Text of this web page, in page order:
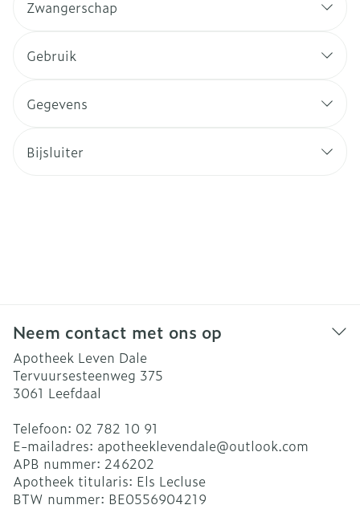
Zwangerschap
Gebruik
Gegevens
Bijsluiter
Neem contact met ons op
Apotheek Leven Dale
Tervuursesteenweg 375
3061 Leefdaal
Telefoon: 02 782 10 91
E-mailadres: apotheeklevendale@outlook.com
APB nummer: 246202
Apotheek titularis: Els Lecluse
BTW nummer: BE0556904219